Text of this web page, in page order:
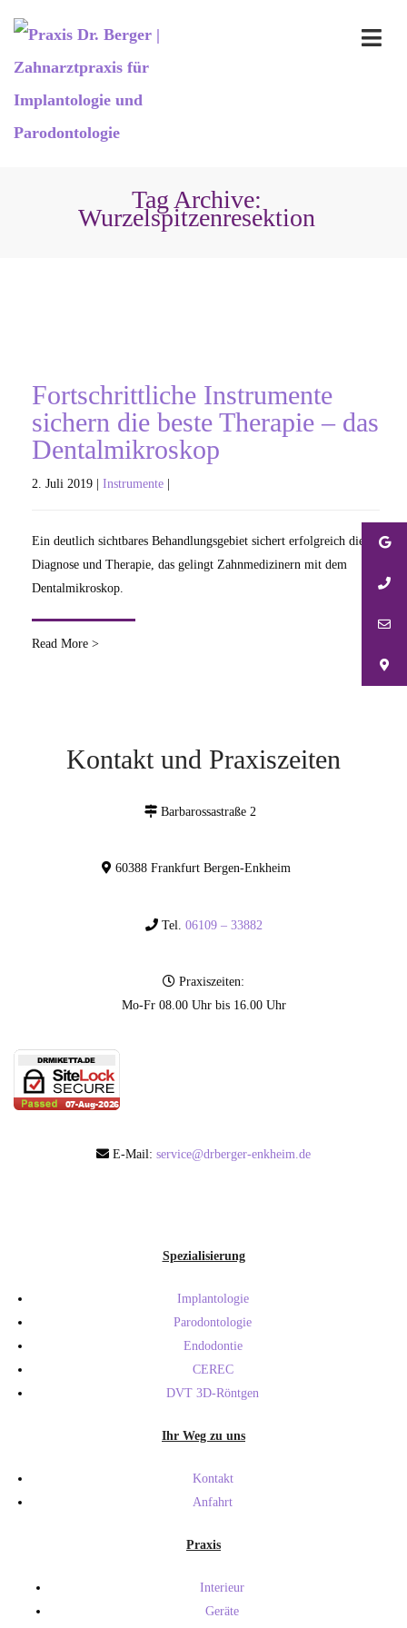
Tag Archive:
Wurzelspitzenresektion
Fortschrittliche Instrumente
sichern die beste Therapie – das
Dentalmikroskop
2. Juli 2019 | Instrumente
Ein deutlich sichtbares Behandlungsgebiet sichert erfolgreich die
Diagnose und Therapie, das gelingt Zahnmedizinern mit dem
Dentalmikroskop.
Read More >
Kontakt und Praxiszeiten
Barbarossastraße 2
60388 Frankfurt Bergen-Enkheim
Tel. 06109 – 33882
Praxiszeiten:
Mo-Fr 08.00 Uhr bis 16.00 Uhr
E-Mail: service@drberger-enkheim.de
Spezialisierung
Implantologie
Parodontologie
Endodontie
CEREC
DVT 3D-Röntgen
Ihr Weg zu uns
Kontakt
Anfahrt
Praxis
Interieur
Geräte